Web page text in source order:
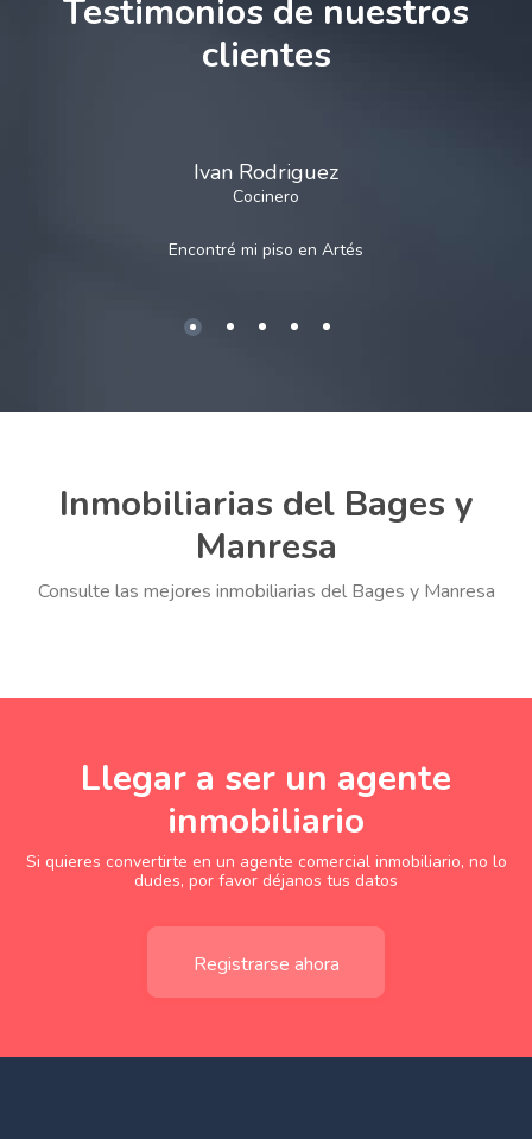
Testimonios de nuestros
clientes
Ivan Rodriguez
Cocinero
Encontré mi piso en Artés
Inmobiliarias del Bages y
Manresa
Consulte las mejores inmobiliarias del Bages y Manresa
Llegar a ser un agente
inmobiliario
Si quieres convertirte en un agente comercial inmobiliario, no lo
dudes, por favor déjanos tus datos
Registrarse ahora